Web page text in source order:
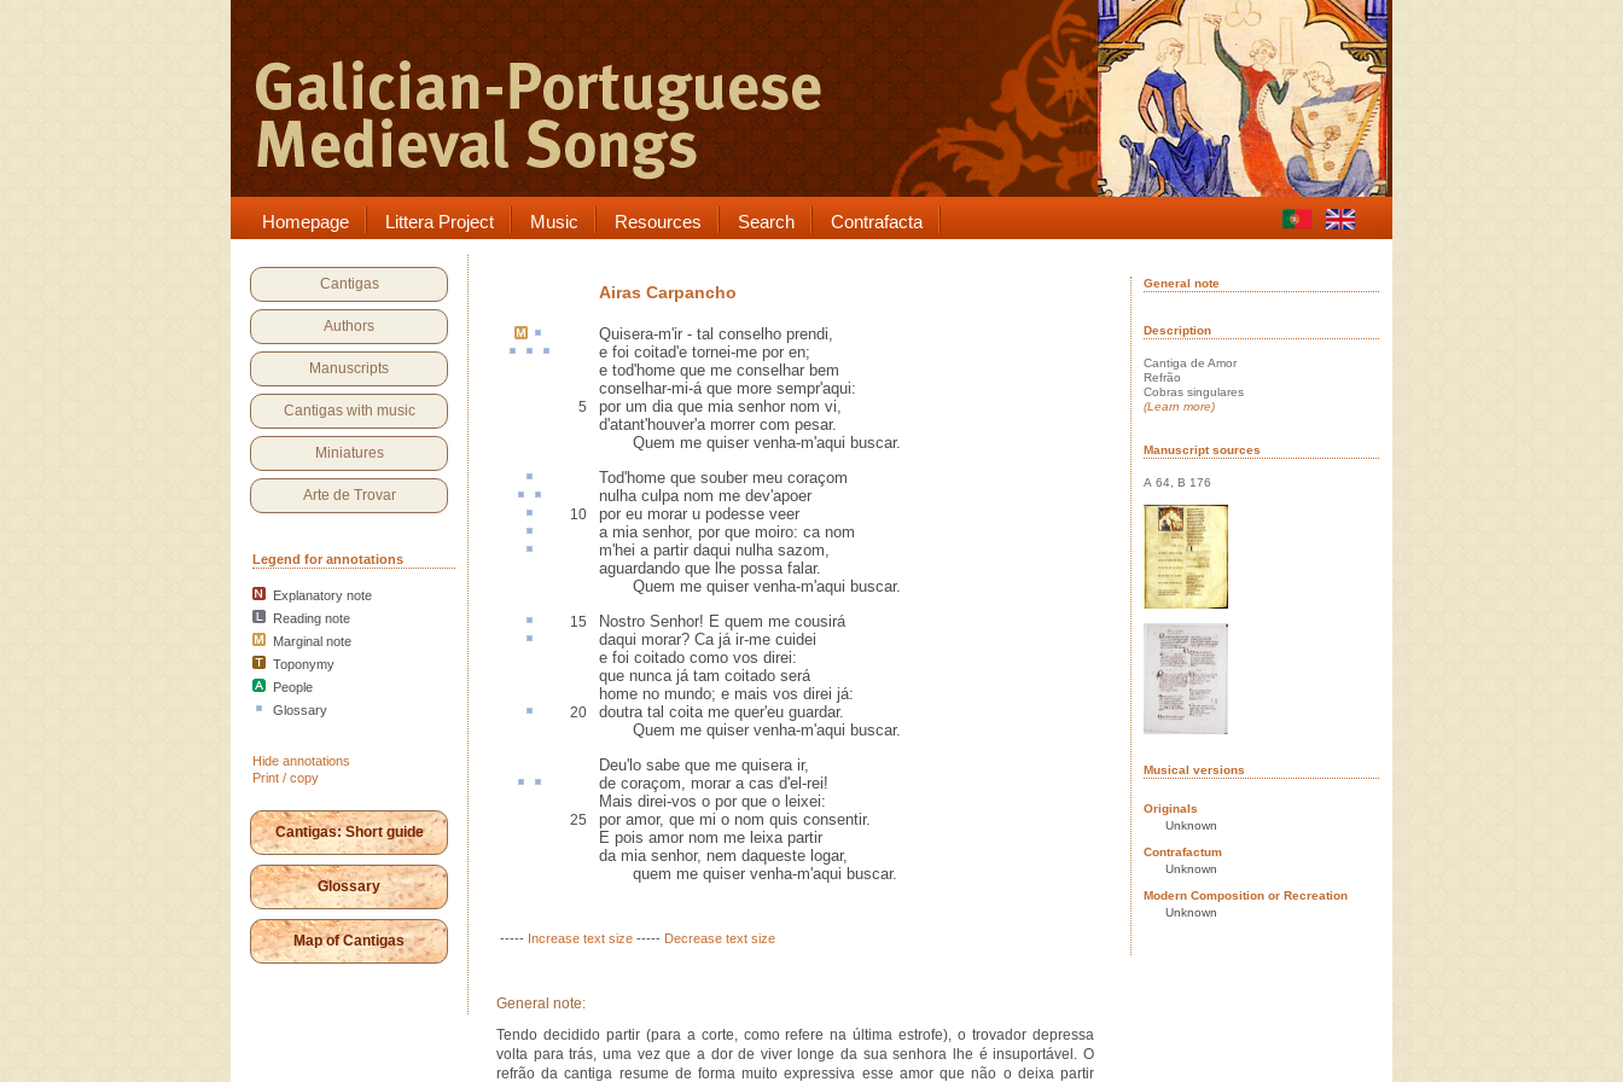
Homepage Littera Project Music Resources Search Contrafacta
Cantigas
Authors
Manuscripts
Cantigas with music
Miniatures
Arte de Trovar
Legend for annotations
Explanatory note
Reading note
Marginal note
Toponymy
People
Glossary
Hide annotations
Print / copy
Cantigas: Short guide
Glossary
Map of Cantigas
Airas Carpancho
Quisera-m'ir - tal conselho prendi,
e foi coitad'e tornei-me por en;
e tod'home que me conselhar bem
conselhar-mi-á que more sempr'aqui:
5
por um dia que mia senhor nom vi,
d'atant'houver'a morrer com pesar.
Quem me quiser venha-m'aqui buscar.
Tod'home que souber meu coraçom
nulhaculpa nom me dev'apoer
10 por eu morar u podesse veer
a mia senhor, por que moiro: canom
m'hei a partir daqui nulha sazom,
aguardando que lhe possa falar.
Quem me quiser venha-m'aqui buscar.
15 Nostro Senhor! E quem me cousirá
daqui morar? Ca já ir-me cuidei
e foi coitado como vos direi:
que nunca já tam coitado será
home no mundo; e mais vos direi já:
20 doutra tal coita me quer'eu guardar.
Quem me quiser venha-m'aqui buscar.
Deu'lo sabe que me quisera ir,
de coraçom, morar a cas d'el-rei!
Mais direi-vos o por que o leixei:
25
por amor, que mi o nom quis consentir.
E pois amor nom me leixa partir
da mia senhor, nem daqueste logar,
quem me quiser venha-m'aqui buscar.
----- Increase text size ----- Decrease text size
General note:
Tendo decidido partir (para a corte, como refere na última estrofe), o trovador depressa
volta para trás, uma vez que a dor de viver longe da sua senhora lhe é insuportável. O
refrão da cantiga resume de forma muito expressiva esse amor que não o deixa partir
General note
Description
Cantiga de Amor
Refrão
Cobras singulares
(Learn more)
Manuscript sources
A 64, B 176
Musical versions
Originals
Unknown
Contrafactum
Unknown
Modern Composition or Recreation
Unknown